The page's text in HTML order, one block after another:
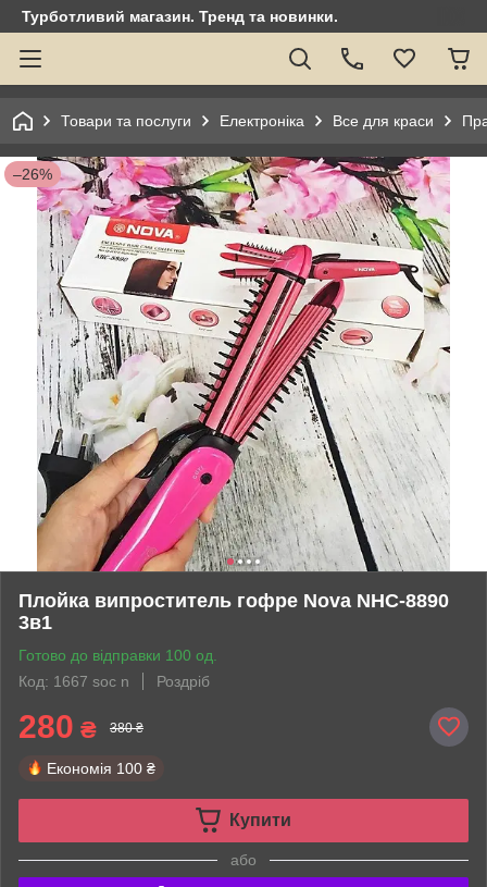
Турботливий магазин. Тренд та новинки.
Товари та послуги Електроніка Все для краси
–26%
Плойка випроститель гофре Nova NHC-8890
3в1
Готово до відправки 100 од.
Код: 1667 soc n
Роздріб
280 ₴ 380 ₴
Економія 100 ₴
Купити
або